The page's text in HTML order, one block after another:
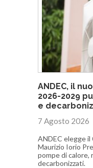
ANDEC, il
2026-2029
e
7 Agosto 2026
ANDEC elegge
Maurizio Iorio
pompe di
decarbonizzati.